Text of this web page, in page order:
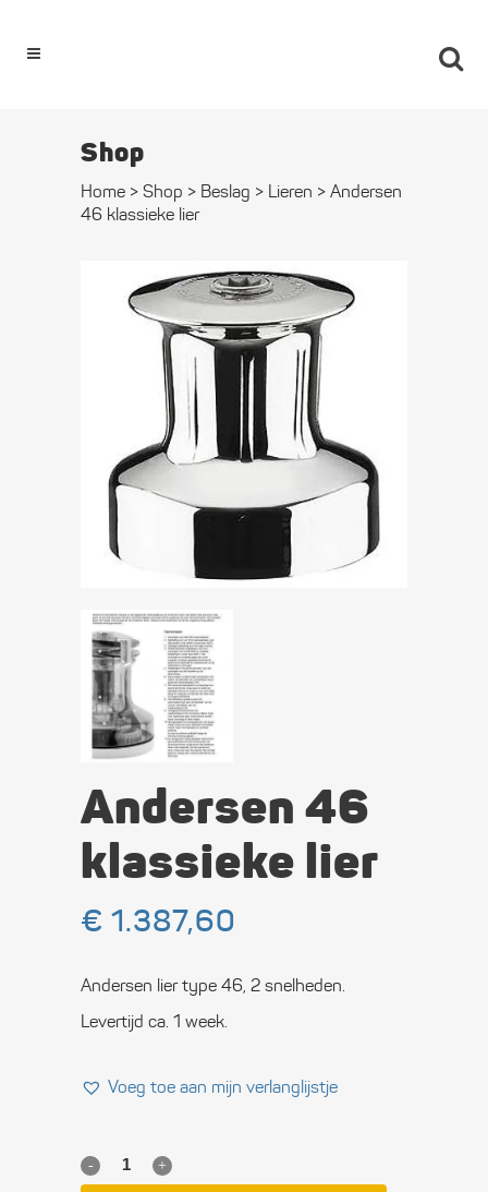
Shop
Home > Shop > Beslag > Lieren > Andersen
46 klassieke lier
Andersen 46
klassieke lier
€ 1.387,60
Andersen lier type 46, 2 snelheden.
Levertijd ca. 1 week.
Voeg toe aan mijn verlanglijstje
Andersen